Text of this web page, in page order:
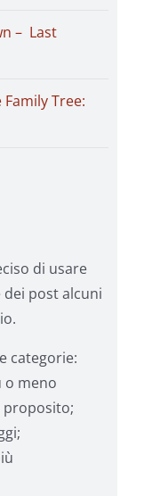
– Last
Family Tree:
di usare
dei post alcuni
categorie:
o meno
proposito;